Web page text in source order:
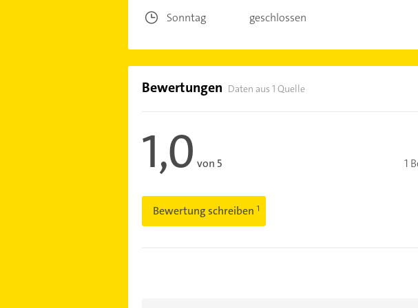
Sonntag geschlossen
Bewertungen Daten aus 1 Quelle
1,0 von 5 1
Bewertung schreiben